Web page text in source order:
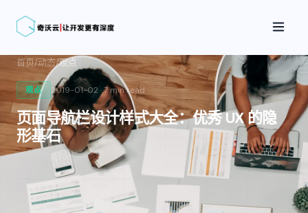
首页/动态/观点
观点 2019-01-02·7 minread
页面导航栏设计样式大全：优秀 UX 的隐
形基石